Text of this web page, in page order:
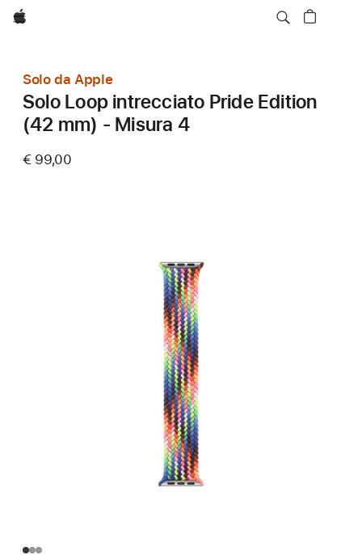
Apple
Solo da Apple
Solo Loop intrecciato Pride Edition
(42 mm) - Misura 4
€ 99,00